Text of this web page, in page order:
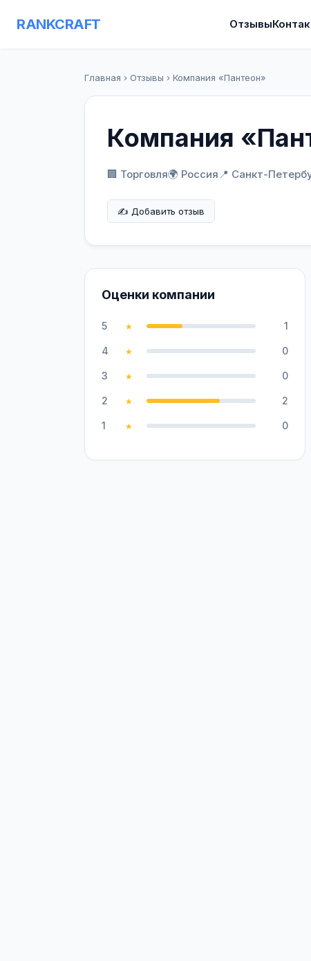
RANKCRAFT Отзывы
Главная › Отзывы › Компания «Пантеон»
Компания
🏢 Торговля🌍 Россия📍 Санкт-
✍️ Добавить отзыв
Оценки компании
5 ★ 1
4 ★ 0
3 ★ 0
2 ★ 2
1 ★ 0